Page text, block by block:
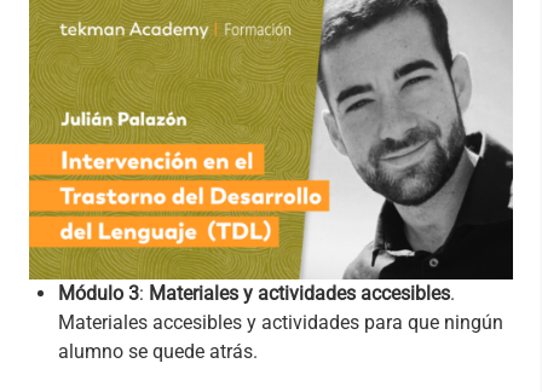
Módulo 3: Materiales y actividades accesibles.
Materiales accesibles y actividades para que ningún
alumno se quede atrás.